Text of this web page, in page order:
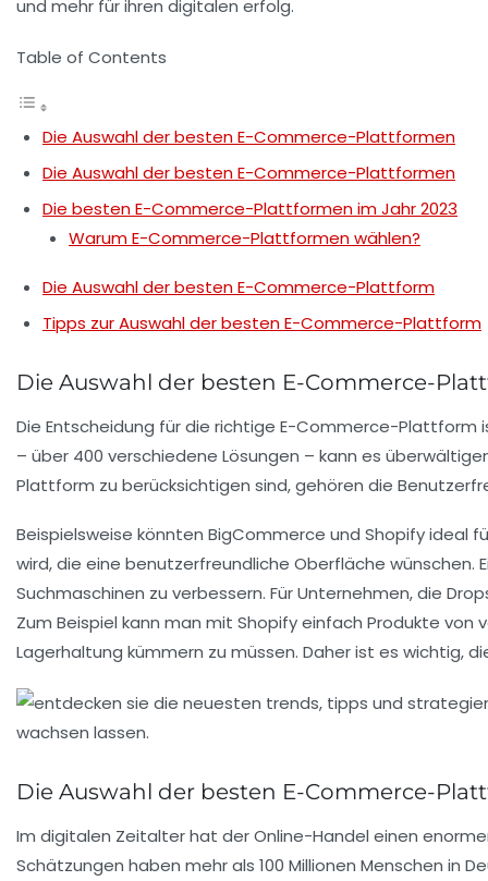
Table of Contents
Die Auswahl der besten E-Commerce-Plattformen
Die Auswahl der besten E-Commerce-Plattformen
Die besten E-Commerce-Plattformen im Jahr 2023
Warum E-Commerce-Plattformen wählen?
Die Auswahl der besten E-Commerce-Plattform
Tipps zur Auswahl der besten E-Commerce-Plattform
Die Auswahl der besten E-Commerce-
Die Entscheidung für die richtige E-Commerce-Plattform
– über 400 verschiedene Lösungen – kann es
Plattform zu berücksichtigen sind, gehören die
Beispielsweise könnten BigCommerce und Shopifyideal
wird, die eine benutzerfreundliche Oberfläche wünschen.
Suchmaschinen zu verbessern. Für Unternehmen, die
Zum Beispiel kann man mit Shopify einfach Produkte
Lagerhaltung kümmern zu müssen. Daher ist es wichtig,
Die Auswahl der besten E-Commerce-
Im digitalen Zeitalter hat derOnline-Handel einen
Schätzungen haben mehr als 100 Millionen Menschen